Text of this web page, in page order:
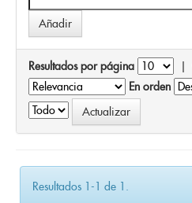
Resultados por página |
En orden
Resultados 1-1 de 1.